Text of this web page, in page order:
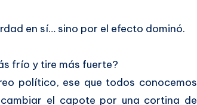
en sí… sino por el efecto dominó.
frío y tire más fuerte?
político, ese que todos conocemos
el capote por una cortina de